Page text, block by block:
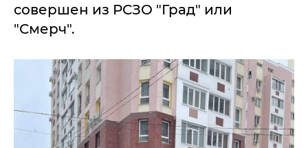
совершен из РСЗО "Град" или
"Смерч".